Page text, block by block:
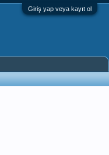
Giriş yap veya kayıt ol